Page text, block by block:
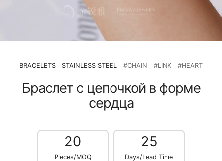
BRACELETS STAINLESS STEEL #CHAIN #LINK #HEART
Браслет с цепочкой в форме
сердца
20
Pieces/MOQ
25
Days/Lead Time